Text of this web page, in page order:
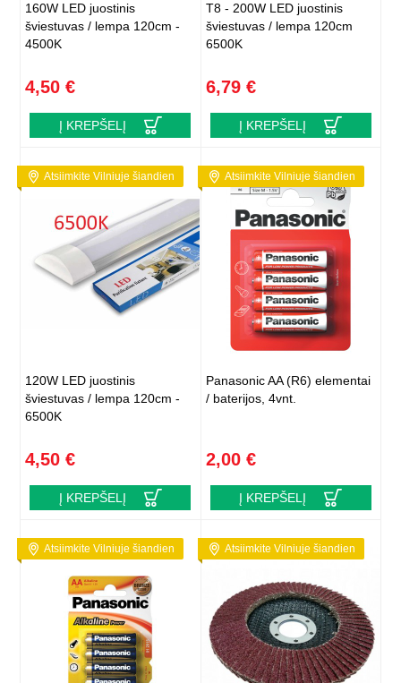
160W LED juostinis
šviestuvas / lempa 120cm -
4500K
4,50 €
Į KREPŠELĮ
T8 - 200W LED juostinis
šviestuvas / lempa 120cm
6500K
6,79 €
Į KREPŠELĮ
Atsiimkite Vilniuje šiandien
120W LED juostinis
šviestuvas / lempa 120cm -
6500K
4,50 €
Į KREPŠELĮ
Atsiimkite Vilniuje šiandien
Panasonic AA (R6) elementai
/ baterijos, 4vnt.
2,00 €
Į KREPŠELĮ
Atsiimkite Vilniuje šiandien Atsiimkite Vilniuje šiandien